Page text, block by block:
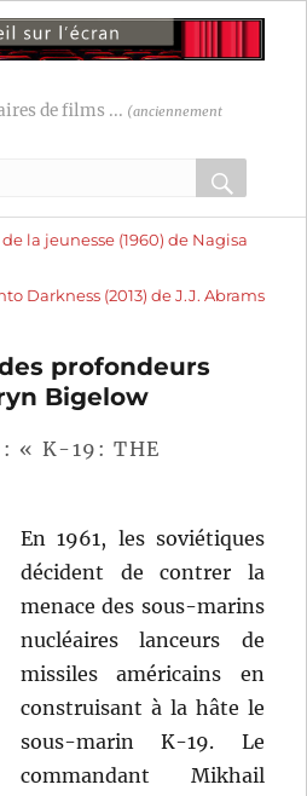
de films ... (anciennement
OK
: la jeunesse (1960) de Nagisa
Darkness (2013) de J.J. Abrams
profondeurs
Bigelow
: « K-19: THE
En 1961, les soviétiques
décident de contrer la
menace des sous-marins
nucléaires lanceurs de
missiles américains en
construisant à la hâte le
sous-marin K-19. Le
commandant Mikhail